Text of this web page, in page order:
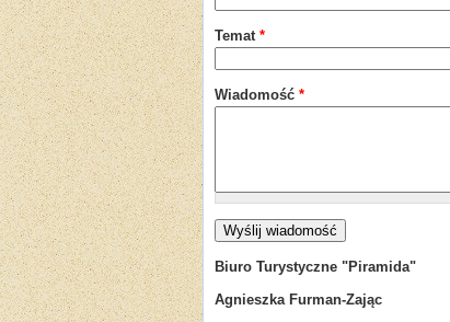
Temat *
Wiadomość *
Biuro Turystyczne "Piramida"
Agnieszka Furman-Zając